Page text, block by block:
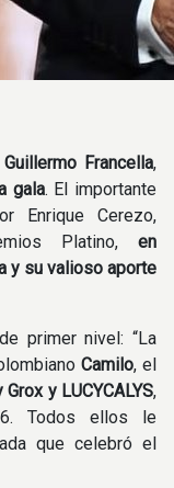
Guillermo Francella,
gala. El importante
Enrique Cerezo,
Platino, en
y su valioso aporte
primer nivel: “La
Camilo, el
Grox y LUCYCALYS,
Todos ellos le
que celebró el